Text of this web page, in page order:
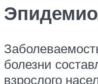
болезни
взрослого